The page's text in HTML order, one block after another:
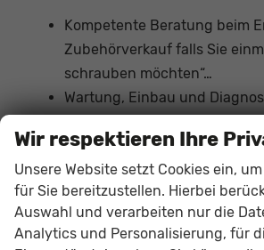
Kompetente Beratung beim
Zubehörverkauf falls Sie
schrauben möchten“…
Wartung, Einbau und
Nachrüstung von
Navigationssystem,
Freisprecheinrichtungen,
Wir respektieren Ihre
Unsere Website setzt Cookies ein,
für Sie bereitzustellen. Hierbei
Auswahl und verarbeiten nur die
Analytics und Personalisierung, für